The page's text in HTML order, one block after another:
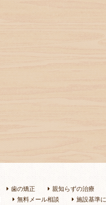
歯の矯正 親知らずの治療
無料メール相談 施設基準